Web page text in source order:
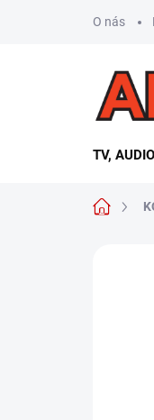
O nás
TV,
Domov